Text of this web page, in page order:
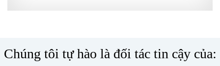
Chúng tôi tự hào là đối tác tin cậy của: